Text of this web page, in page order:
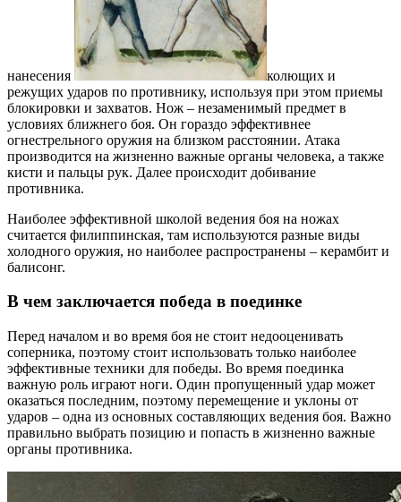
нанесения
колющих и
режущих ударов по противнику, используя при этом приемы
блокировки и захватов. Нож – незаменимый предмет в
условиях ближнего боя. Он гораздо эффективнее
огнестрельного оружия на близком расстоянии. Атака
производится на жизненно важные органы человека, а также
кисти и пальцы рук. Далее происходит добивание
противника.
Наиболее эффективной школой ведения боя на ножах
считается филиппинская, там используются разные виды
холодного оружия, но наиболее распространены – керамбит и
балисонг.
В чем заключается победа в поединке
Перед началом и во время боя не стоит недооценивать
соперника, поэтому стоит использовать только наиболее
эффективные техники для победы. Во время поединка
важную роль играют ноги. Один пропущенный удар может
оказаться последним, поэтому перемещение и уклоны от
ударов – одна из основных составляющих ведения боя. Важно
правильно выбрать позицию и попасть в жизненно важные
органы противника.